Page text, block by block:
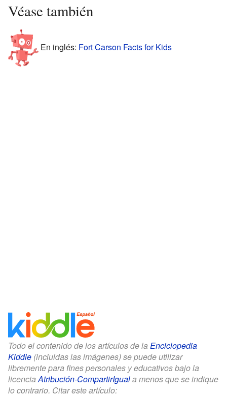
Véase también
En inglés: Fort Carson Facts for Kids
Todo el contenido de los artículos de la Enciclopedia
Kiddle (incluidas las imágenes) se puede utilizar
libremente para fines personales y educativos bajo la
licenciaAtribución-CompartirIguala menos que se indique
lo contrario. Citar este artículo: